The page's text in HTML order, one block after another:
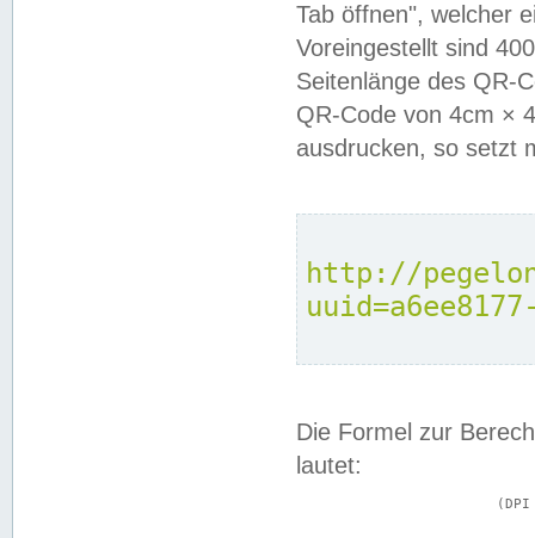
Tab öffnen", welcher
Voreingestellt sind
Seitenlänge des QR-
QR-Code von 4cm ×
ausdrucken, so setzt
http://
Die Formel zur
lautet: